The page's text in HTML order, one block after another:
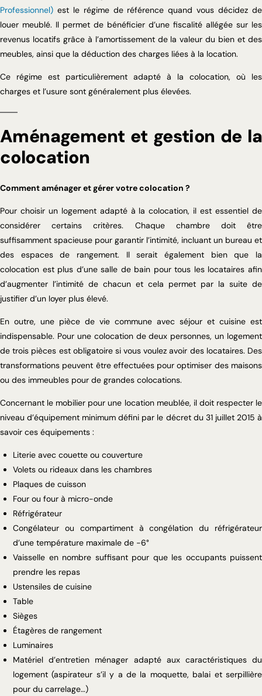
Professionnel) est le régime de référence quand vous décidez de
louer meublé. Il permet de bénéficier d’une fiscalité allégée sur les
revenus locatifs grâce à l’amortissement de la valeur du bien et des
meubles, ainsi que la déduction des charges liées à la location.
Ce régime est particulièrement adapté à la colocation, où les
charges et l’usure sont généralement plus élevées.
Aménagement et gestion de la
colocation
Comment aménager et gérer votre colocation ?
Pour choisir un logement adapté à la colocation, il est essentiel de
considérer certains critères. Chaque chambre doit être
suffisamment spacieuse pour garantir l’intimité, incluant un bureau et
des espaces de rangement. Il serait également bien que la
colocation est plus d’une salle de bain pour tous les locataires afin
d’augmenter l’intimité de chacun et cela permet par la suite de
justifier d’un loyer plus élevé.
En outre, une pièce de vie commune avec séjour et cuisine est
indispensable. Pour une colocation de deux personnes, un logement
de trois pièces est obligatoire si vous voulez avoir des locataires. Des
transformations peuvent être effectuées pour optimiser des maisons
ou des immeubles pour de grandes colocations.
Concernant le mobilier pour une location meublée, il doit respecter le
niveau d’équipement minimum défini par le décret du 31 juillet 2015 à
savoir ces équipements :
Literie avec couette ou couverture
Volets ou rideaux dans les chambres
Plaques de cuisson
Four ou four à micro-onde
Réfrigérateur
Congélateur ou compartiment à congélation du réfrigérateur
d’une température maximale de -6°
Vaisselle en nombre suffisant pour que les occupants puissent
prendre les repas
Ustensiles de cuisine
Table
Sièges
Étagères de rangement
Luminaires
Matériel d’entretien ménager adapté aux caractéristiques du
logement (aspirateur s’il y a de la moquette, balai et serpillière
pour du carrelage…)